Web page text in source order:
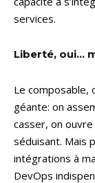
services.
Liberté, oui…
Le composable,
géante: on
casser, on ouvre
séduisant. Mais
intégrations à
DevOps